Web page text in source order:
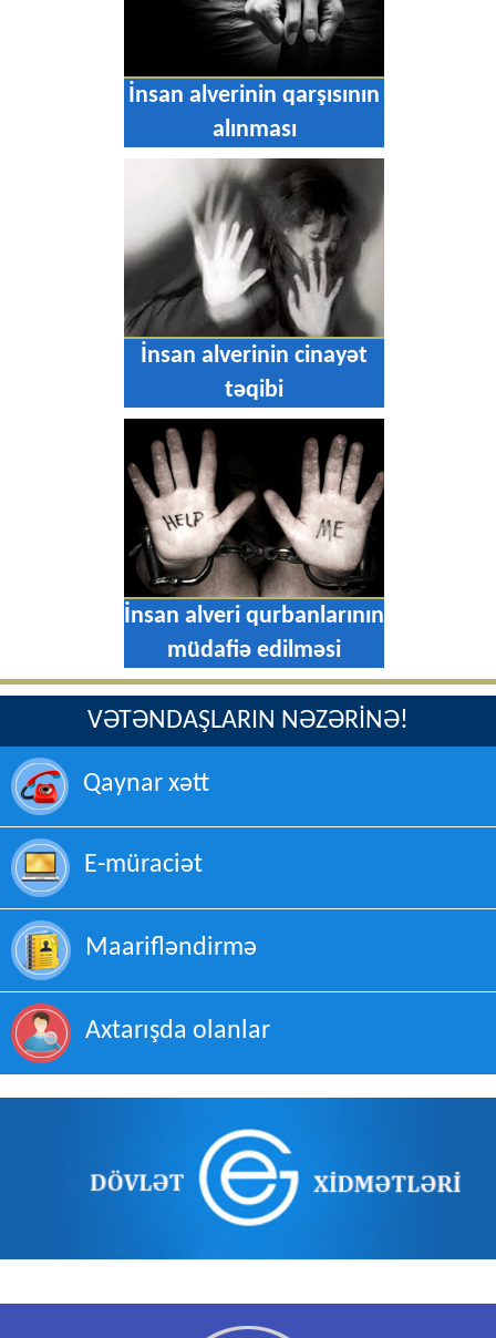
İnsan alverinin qarşısının
alınması
İnsan alverinin cinayət
təqibi
İnsan alveri qurbanlarının
müdafiə edilməsi
VƏTƏNDAŞLARIN NƏZƏRİNƏ!
Qaynar xətt
E-müraciət
Maarifləndirmə
Axtarışda olanlar